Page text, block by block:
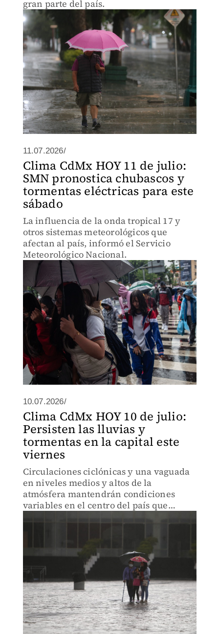
gran parte del país.
11.07.2026/
Clima CdMx HOY 11 de julio:
SMN pronostica chubascos y
tormentas eléctricas para este
sábado
La influencia de la onda tropical 17 y
otros sistemas meteorológicos que
afectan al país, informó el Servicio
Meteorológico Nacional.
10.07.2026/
Clima CdMx HOY 10 de julio:
Persisten las lluvias y
tormentas en la capital este
viernes
Circulaciones ciclónicas y una vaguada
en niveles medios y altos de la
atmósfera mantendrán condiciones
variables en el centro del país que
podrían afectar a la capital.